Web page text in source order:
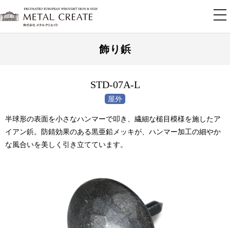
飾り鋲
STD-07A-L
半球形の表面を小さなハンマーで叩き、繊細な槌目模様を施したア
イアン鋲。防錆効果のある黒亜鉛メッキが、ハンマー加工の細やか
な風合いを美しく引き立てています。